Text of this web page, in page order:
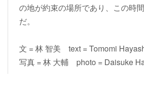
の地が約束の場所であり、この時
だ。
文 = 林 智美 text = Tomomi
写真 = 林 大輔 photo = Daisuke